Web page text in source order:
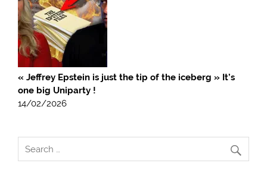
« Jeffrey Epstein is just the tip of the iceberg » It’s
one big Uniparty !
14/02/2026